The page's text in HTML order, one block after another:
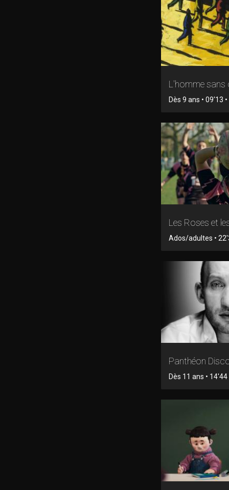
L'homme sans
Dès 9 ans • 09'13
Les Roses et
Ados/adultes •
Panthéon
Dès 11 ans • 14'44